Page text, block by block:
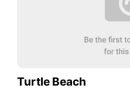
Turtle Beach